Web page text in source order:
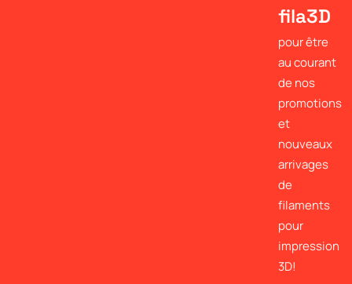
fila3D
pour être
au courant
de nos
promotions
et
nouveaux
arrivages
de
filaments
pour
impression
3D!